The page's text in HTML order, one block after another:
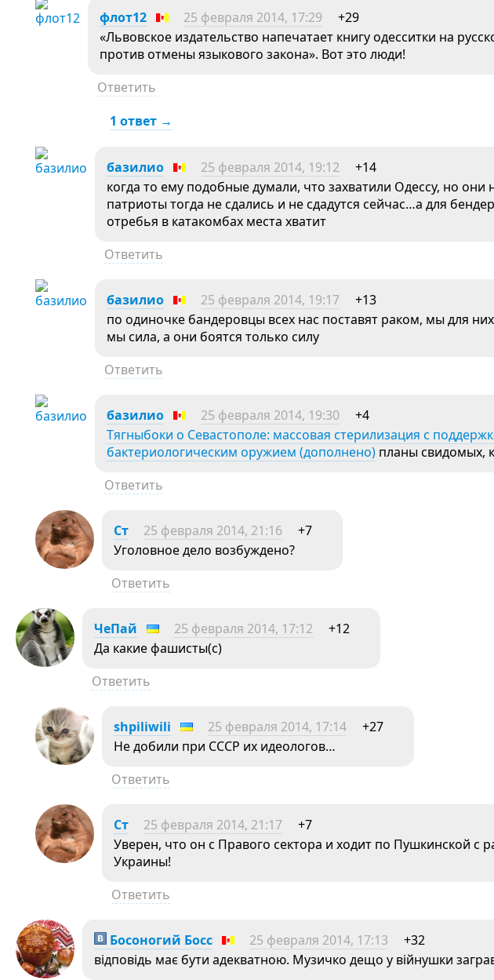
флот12 25 февраля 2014, 17:29
+29
«Львовское издательство напечатает книгу одесситки на
против отмены языкового закона». Вот это люди!
Ответить
1 ответ →
базилио 25 февраля 2014, 19:12
+14
когда то ему подобные думали, что захватили Одессу, но
патриоты тогда не сдались и не сдадутся сейчас…а для
отребья в катакомбах места хватит
Ответить
базилио 25 февраля 2014, 19:17
+13
по одиночке бандеровцы всех нас поставят раком, мы для
мы сила, а они боятся только силу
Ответить
базилио 25 февраля 2014, 19:30
+4
Тягныбоки о Севастополе: массовая стерилизация с
бактериологическим оружием (дополнено) планы свидомых,
Ответить
Ст 25 февраля 2014, 21:16
+7
Уголовное дело возбуждено?
Ответить
ЧеПай 25 февраля 2014, 17:12
+12
Да какие фашисты(с)
Ответить
shpiliwili 25 февраля 2014, 17:14
+27
Не добили при СССР их идеологов…
Ответить
Ст 25 февраля 2014, 21:17
+7
Уверен, что он с Правого сектора и ходит по Пушкинской с
Украины!
Ответить
Босоногий Босс 25 февраля 2014, 17:13
+32
відповідь має бути адекватною. Музичко дещо у війнушки